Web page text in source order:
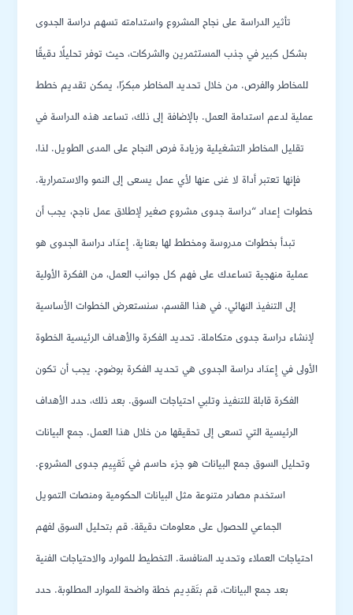
تأثير الدراسة على نجاح المشروع واستدامته تسهم دراسة الجدوى
بشكل كبير في جذب المستثمرين والشركات، حيث توفر تحليلًا دقيقًا
للمخاطر والفرص. من خلال تحديد المخاطر مبكرًا، يمكن تقديم خطط
عملية لدعم استدامة العمل. بالإضافة إلى ذلك، تساعد هذه الدراسة في
تقليل المخاطر التشغيلية وزيادة فرص النجاح على المدى الطويل. لذا،
فإنها تعتبر أداة لا غنى عنها لأي عمل يسعى إلى النمو والاستمرارية.
خطوات إعداد “دراسة جدوى مشروع صغير لإطلاق عمل ناجح، يجب أن
تبدأ بخطوات مدروسة ومخطط لها بعناية. إِعدَاد دراسة الجدوى هو
عملية منهجية تساعدك على فهم كل جوانب العمل، من الفكرة الأولية
إلى التنفيذ النهائي. في هذا القسم، سنستعرض الخطوات الأساسية
لإنشاء دراسة جدوى متكاملة. تحديد الفكرة والأهداف الرئيسية الخطوة
الأولى في إِعدَاد دراسة الجدوى هي تحديد الفكرة بوضوح. يجب أن تكون
الفكرة قابلة للتنفيذ وتلبي احتياجات السوق. بعد ذلك، حدد الأهداف
الرئيسية التي تسعى إلى تحقيقها من خلال هذا العمل. جمع البيانات
وتحليل السوق جمع البيانات هو جزء حاسم في تَقيِيم جدوى المشروع.
استخدم مصادر متنوعة مثل البيانات الحكومية ومنصات التمويل
الجماعي للحصول على معلومات دقيقة. قم بتحليل السوق لفهم
احتياجات العملاء وتحديد المنافسة. التخطيط للموارد والاحتياجات الفنية
بعد جمع البيانات، قم بتَقدِيم خطة واضحة للموارد المطلوبة. حدد